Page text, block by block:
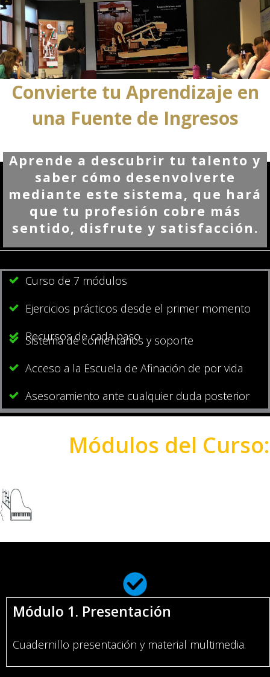
Convierte tu Aprendizaje en
una Fuente de Ingresos
Aprende a descubrir tu talento y
saber cómo desenvolverte
mediante este sistema, que hará
que tu profesión cobre más
sentido, disfrute y satisfacción.
Curso de 7 módulos
Ejercicios prácticos desde el primer momento
Recursos de cada paso
Sistema de comentarios y soporte
Acceso a la Escuela de Afinación de por vida
Asesoramiento ante cualquier duda posterior
Módulos del Curso:
Módulo 1. Presentación
Cuadernillo presentación y material multimedia.